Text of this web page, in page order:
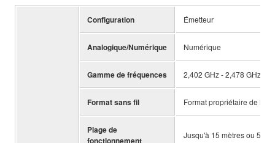
Configuration Émetteur
Analogique/Numérique Numérique
Gamme de fréquences 2,402 GHz - 2,478 GHz
Format sans fil Format propriétaire de la
Plage de
fonctionnement
Jusqu'à 15 mètres ou 50